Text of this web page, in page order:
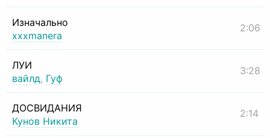
Изначально
xxxmanera
2:06
ЛУИ
вайлд, Гуф
3:28
ДОСВИДАНИЯ
Кунов Никита
2:14